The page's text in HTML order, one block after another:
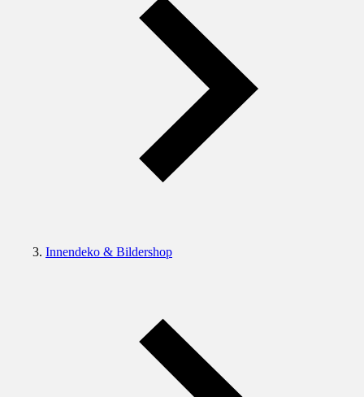
Innendeko & Bildershop